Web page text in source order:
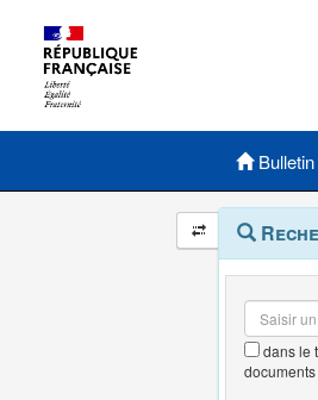
Menu principal
et
outils
annexes
Menu
contextuel
dans le
documents